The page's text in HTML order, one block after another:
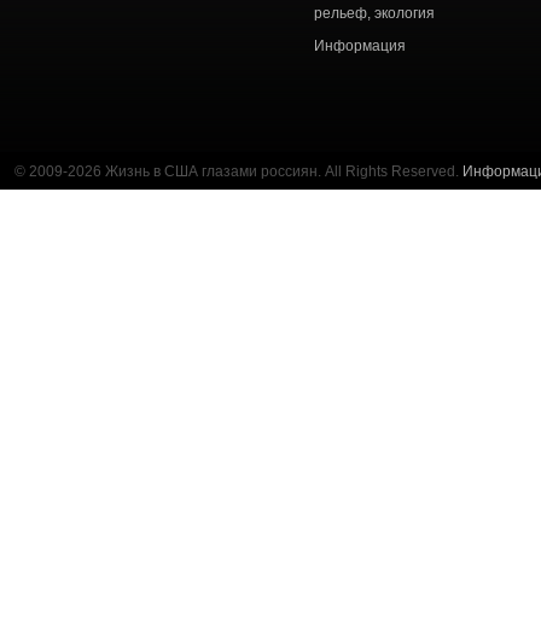
рельеф, экология
Информация
© 2009-2026 Жизнь в США глазами россиян. All Rights Reserved.